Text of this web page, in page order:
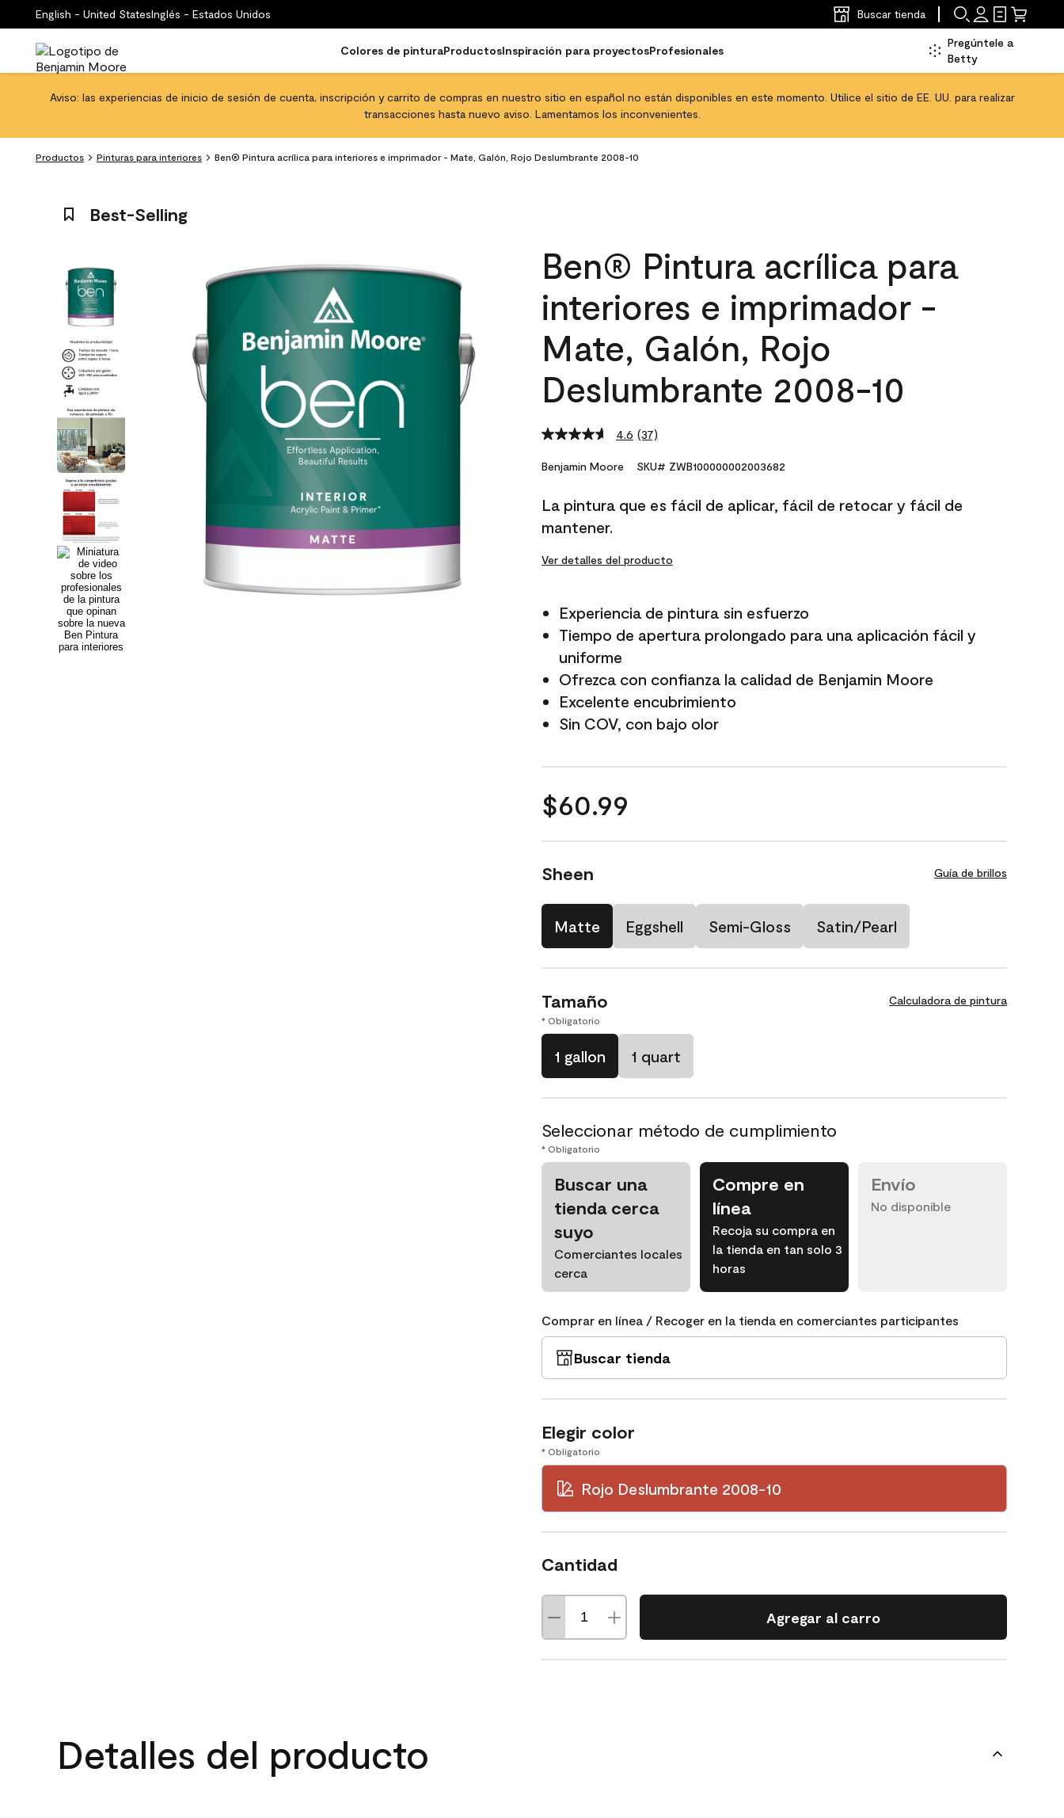
English - United StatesInglés - Estados Unidos Buscar tienda
Colores de pinturaProductosInspiración para proyectosProfesionales
Pregúntele a
Betty
Aviso: las experiencias de inicio de sesión de cuenta, inscripción y carrito de compras en nuestro sitio en español no están disponibles en este momento. Utilice el sitio de EE. UU. para realizar
transacciones hasta nuevo aviso. Lamentamos los inconvenientes.
Productos Pinturas para interiores Ben® Pintura acrílica para interiores e imprimador - Mate, Galón, Rojo Deslumbrante 2008-10
Best-Selling
Ben® Pintura acrílica para
interiores e imprimador -
Mate, Galón, Rojo
Deslumbrante 2008-10
4.6 Read
Reviews.
link.
(37)
Benjamin Moore SKU# ZWB100000002003682
La pintura que es fácil de aplicar, fácil de retocar y fácil de
mantener.
Ver detalles del producto
Experiencia de pintura sin esfuerzo
Tiempo de apertura prolongado para una aplicación fácil y
uniforme
Ofrezca con confianza la calidad de Benjamin Moore
Excelente encubrimiento
Sin COV, con bajo olor
$60.99
Sheen Guía de brillos
Matte Eggshell Semi-Gloss Satin/Pearl
Tamaño Calculadora de pintura
* Obligatorio
1 gallon 1 quart
Seleccionar método de cumplimiento
* Obligatorio
Buscar una
tienda cerca
suyo
Comerciantes locales
cerca
Compre en
línea
Recoja su compra en
la tienda en tan solo 3
horas
Envío
No disponible
Comprar en línea / Recoger en la tienda en comerciantes participantes
Buscar tienda
Elegir color
* Obligatorio
Rojo Deslumbrante 2008-10
Cantidad
Agregar al carro
Detalles del producto